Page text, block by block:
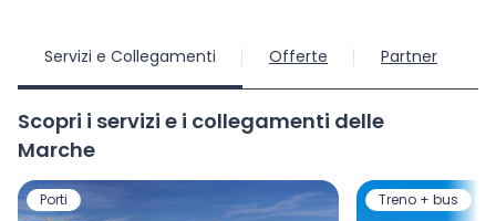
Servizi e Collegamenti Offerte Partner
Scopri i servizi e i collegamenti delle
Marche
Porti Treno + bus